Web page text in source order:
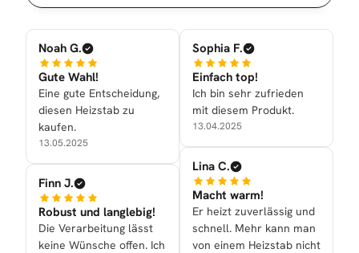
Noah G.
Gute Wahl!
Eine gute Entscheidung,
diesen Heizstab zu
kaufen.
13.05.2025
Finn J.
Robust und langlebig!
Die Verarbeitung lässt
keine Wünsche offen. Ich
Sophia F.
Einfach top!
Ich bin sehr zufrieden
mit diesem Produkt.
13.04.2025
Lina C.
Macht warm!
Er heizt zuverlässig und
schnell. Mehr kann man
von einem Heizstab nicht